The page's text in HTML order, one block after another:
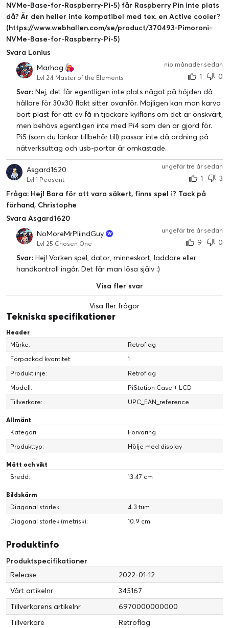
NVMe-Base-for-Raspberry-Pi-5) får Raspberry Pin inte plats
då? Är den heller inte kompatibel med tex. en Active cooler?
(https://www.webhallen.com/se/product/370493-Pimoroni-
NVMe-Base-for-Raspberry-Pi-5)
Svara Lonius
Marhog
Lvl 24 Master of the Elements
nio månader sedan
1
0
Svar: Nej, det får egentligen inte plats något på höjden då
hållare för 30x30 fläkt sitter ovanför. Möjligen kan man karva
bort plast för att ev få in tjockare kylfläns om det är önskvärt,
men behövs egentligen inte med Pi4 som den är gjord för.
Pi5 (som du länkar tillbehör till) passar inte då ordning på
nätverksuttag och usb-portar är omkastade.
Asgard1620
Lvl 1 Peasant
ungefär tre år sedan
1
3
Fråga: Hej! Bara för att vara säkert, finns spel i? Tack på
förhand, Christophe
Svara Asgard1620
NoMoreMrPliindGuy
Lvl 25 Chosen One
ungefär tre år sedan
9
0
Svar: Hej! Varken spel, dator, minneskort, laddare eller
handkontroll ingår. Det får man lösa själv :)
Visa fler svar
Visa fler frågor
Tekniska specifikationer
Header
Märke:
Retroflag
Förpackad kvantitet:
1
Produktlinje:
Retroflag
Modell:
PiStation Case + LCD
Tillverkare:
UPC_EAN_reference
Allmänt
Kategori:
Förvaring
Produkttyp:
Hölje med display
Mått och vikt
Bredd:
13.47 cm
Bildskärm
Diagonal storlek:
4.3 tum
Diagonal storlek (metrisk):
10.9 cm
Produktinfo
Produktspecifikationer
Release
2022-01-12
Vårt artikelnr
345167
Tillverkarens artikelnr
6970000000000
Tillverkare
Retroflag